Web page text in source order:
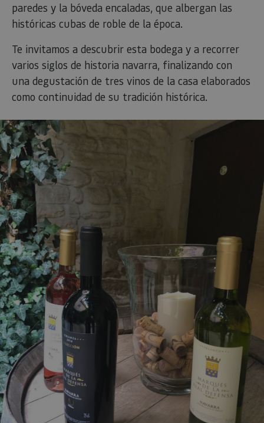
paredes y la bóveda encaladas, que albergan las
históricas cubas de roble de la época.
Te invitamos a descubrir esta bodega y a recorrer
varios siglos de historia navarra, finalizando con
una degustación de tres vinos de la casa elaborados
como continuidad de su tradición histórica.